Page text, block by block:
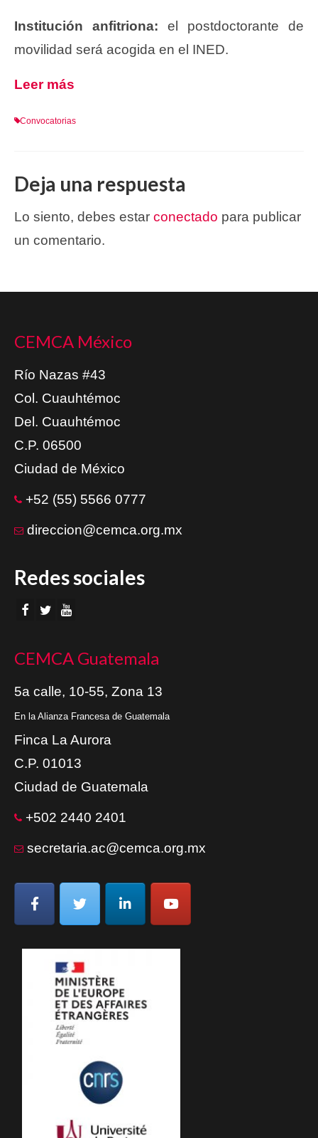
Institución anfitriona: el postdoctorante de
movilidad será acogida en el INED.
Leer más
Convocatorias
Deja una respuesta
Lo siento, debes estar conectado para publicar
un comentario.
CEMCA México
Río Nazas #43
Col. Cuauhtémoc
Del. Cuauhtémoc
C.P. 06500
Ciudad de México
+52 (55) 5566 0777
direccion@cemca.org.mx
Redes sociales
CEMCA Guatemala
5a calle, 10-55, Zona 13
En la Alianza Francesa de Guatemala
Finca La Aurora
C.P. 01013
Ciudad de Guatemala
+502 2440 2401
secretaria.ac@cemca.org.mx